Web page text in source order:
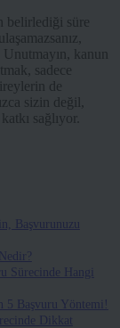
belirlediği süre
kanun
sadece
de
sizin değil,
sağlıyor.
Başvurunuzu
Sürecinde Hangi
5 Başvuru Yöntemi!
Dikkat